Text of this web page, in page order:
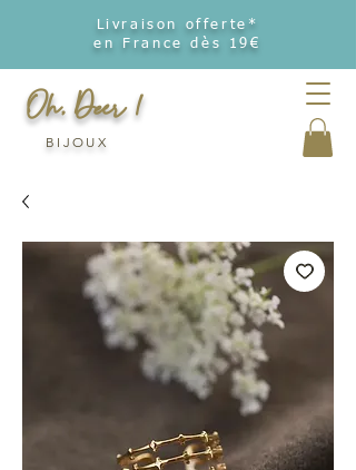
Livraison offerte*
en France dès 19€
Oh, Deer !
BIJOUX